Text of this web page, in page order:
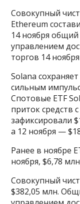
Совокупный
Ethereum
14 ноября
управлением
торгов 14
Solana
сильным
Спотовые ETF
приток средств
зафиксировали
а 12 ноября —
Ранее в ноябре
ноября, $6,78
Совокупный
$382,05 млн.